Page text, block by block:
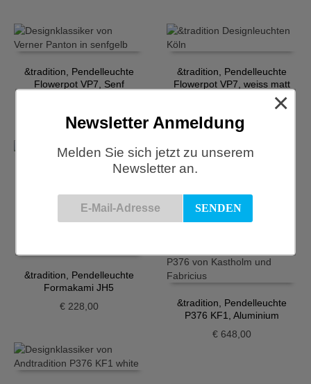
&tradition, Pendelleuchte
Flowerpot VP7, Senf
&tradition, Pendelleuchte
Flowerpot VP7, weiss matt
&tradition, Pendelleuchte
202,00
&tradition, Pendelleuchte
€202,00
&tradition, Pendelleuchte
Formakami JH5
€228,00
&tradition, Pendelleuchte
P376 KF1, Aluminium
€ 648,00
Newsletter Anmeldung
Melden Sie sich jetzt zu unserem
Newsletter an.
×